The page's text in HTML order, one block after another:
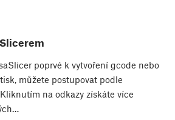
poprvé k vytvoření gcode nebo
můžete postupovat podle
na odkazy získáte více